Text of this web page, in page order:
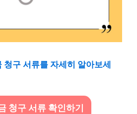
청구 서류를 자세히 알아보세
청구 서류 확인하기